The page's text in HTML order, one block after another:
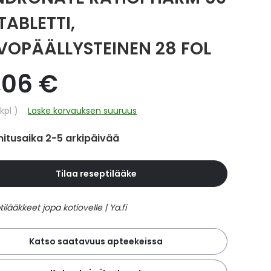
28 FOL
€
Laske korvauksen suuruus
2-5 arkipäivää
Tilaa reseptilääke
Katso saatavuus apteekeissa